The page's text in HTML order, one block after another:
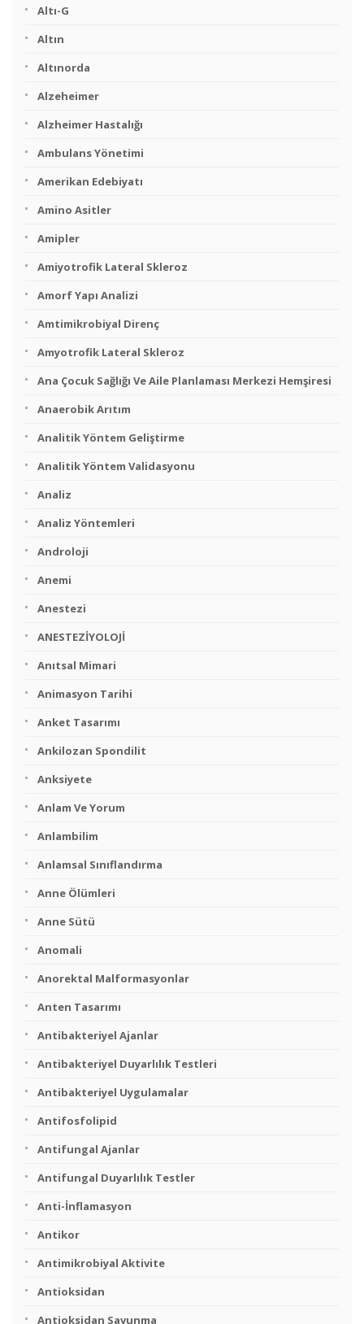
Altı-G
Altın
Altınorda
Alzeheimer
Alzheimer Hastalığı
Ambulans Yönetimi
Amerikan Edebiyatı
Amino Asitler
Amipler
Amiyotrofik Lateral Skleroz
Amorf Yapı Analizi
Amtimikrobiyal Direnç
Amyotrofik Lateral Skleroz
Ana Çocuk Sağlığı Ve Aile Planlaması Merkezi Hemşiresi
Anaerobik Arıtım
Analitik Yöntem Geliştirme
Analitik Yöntem Validasyonu
Analiz
Analiz Yöntemleri
Androloji
Anemi
Anestezi
ANESTEZİYOLOJİ
Anıtsal Mimari
Animasyon Tarihi
Anket Tasarımı
Ankilozan Spondilit
Anksiyete
Anlam Ve Yorum
Anlambilim
Anlamsal Sınıflandırma
Anne Ölümleri
Anne Sütü
Anomali
Anorektal Malformasyonlar
Anten Tasarımı
Antibakteriyel Ajanlar
Antibakteriyel Duyarlılık Testleri
Antibakteriyel Uygulamalar
Antifosfolipid
Antifungal Ajanlar
Antifungal Duyarlılık Testler
Anti-İnflamasyon
Antikor
Antimikrobiyal Aktivite
Antioksidan
Antioksidan Savunma